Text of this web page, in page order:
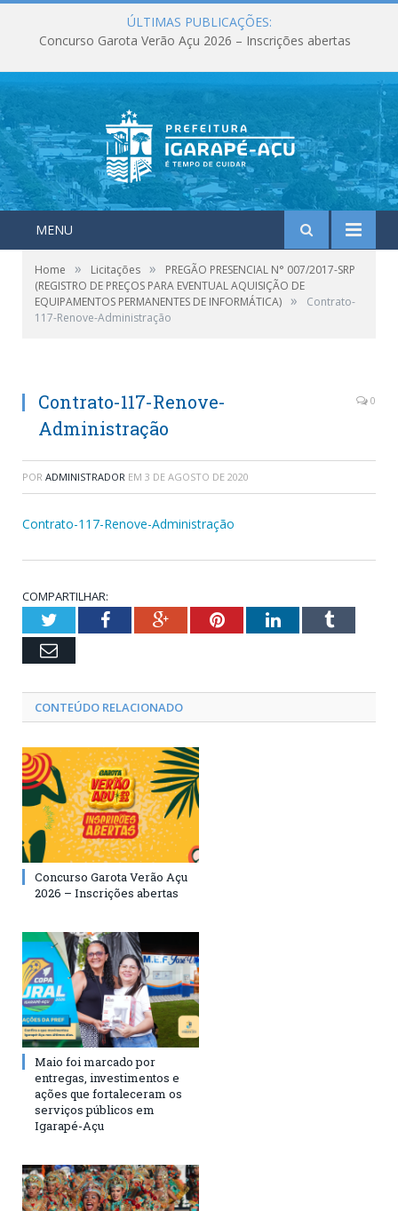
ÚLTIMAS PUBLICAÇÕES:
Concurso Garota Verão Açu 2026 – Inscrições abertas
MENU
Home » Licitações »
PREGÃO PRESENCIAL N° 007/2017-SRP
(REGISTRO DE PREÇOS PARA EVENTUAL AQUISIÇÃO DE
EQUIPAMENTOS PERMANENTES DE INFORMÁTICA) »
Contrato-
117-Renove-Administração
Contrato-117-Renove-
Administração
0
POR ADMINISTRADOR EM 3 DE AGOSTO DE 2020
Contrato-117-Renove-Administração
COMPARTILHAR:
TwitterFacebookGoogle+PinterestLinkedInTumblr
Email
CONTEÚDO RELACIONADO
Concurso Garota Verão Açu
2026 – Inscrições abertas
Maio foi marcado por
entregas, investimentos e
ações que fortaleceram os
serviços públicos em
Igarapé-Açu